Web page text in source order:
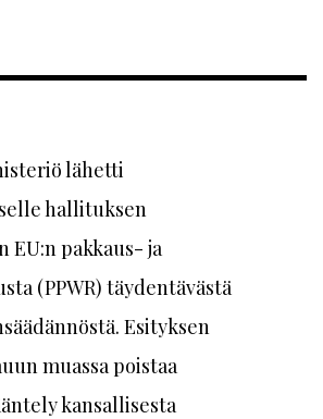
lähetti
hallituksen
EU:n pakkaus- ja
(PPWR) täydentävästä
Esityksen
muassa poistaa
kansallisesta